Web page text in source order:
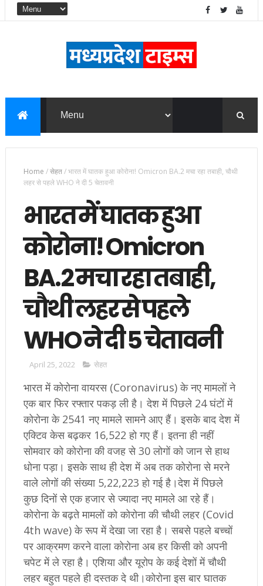
Home /सेहत/भारत में घातक हुआ कोरोना! Omicron BA.2 मचा रहा तबाही, चौथी
लहर से पहले WHO ने दी 5 चेतावनी
भारत में घातक हुआ
कोरोना! Omicron
BA.2 मचा रहा तबाही,
चौथी लहर से पहले
WHO ने दी 5 चेतावनी
April 25, 2022 सेहत
भारत में कोरोना वायरस (Coronavirus) के नए मामलों ने
एक बार फिर रफ्तार पकड़ ली है। देश में पिछले 24 घंटों में
कोरोना के 2541 नए मामले सामने आए हैं। इसके बाद देश में
एक्टिव केस बढ़कर 16,522 हो गए हैं। इतना ही नहीं
सोमवार को कोरोना की वजह से 30 लोगों को जान से हाथ
धोना पड़ा। इसके साथ ही देश में अब तक कोरोना से मरने
वाले लोगों की संख्या 5,22,223 हो गई है।देश में पिछले
कुछ दिनों से एक हजार से ज्यादा नए मामले आ रहे हैं।
कोरोना के बढ़ते मामलों को कोरोना की चौथी लहर (Covid
4th wave) के रूप में देखा जा रहा है। सबसे पहले बच्चों
पर आक्रमण करने वाला कोरोना अब हर किसी को अपनी
चपेट में ले रहा है। एशिया और यूरोप के कई देशों में चौथी
लहर बहुत पहले ही दस्तक दे थी।कोरोना इस बार घातक